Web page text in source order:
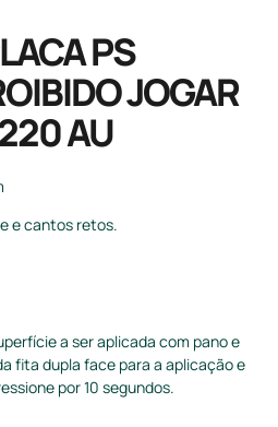
PS
JOGAR
AU
e cantos retos.
a ser aplicada com pano e
fita dupla face para a aplicação e
por 10 segundos.